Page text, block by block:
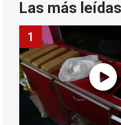
Las más leídas
1